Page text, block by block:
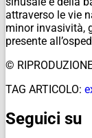
attraverso le vie
minor invasività,
presente
©
TAG ARTICOLO:
Seguici su